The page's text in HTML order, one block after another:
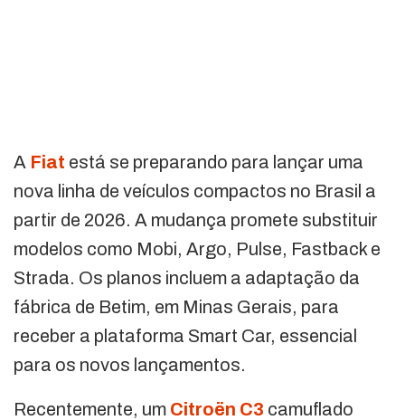
A Fiat está se preparando para lançar uma
nova linha de veículos compactos no Brasil a
partir de 2026. A mudança promete substituir
modelos como Mobi, Argo, Pulse, Fastback e
Strada. Os planos incluem a adaptação da
fábrica de Betim, em Minas Gerais, para
receber a plataforma Smart Car, essencial
para os novos lançamentos.
Recentemente, um Citroën C3 camuflado